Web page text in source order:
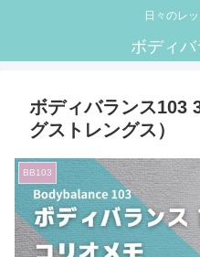
日々のレ
ボディ
ボディバランス103
グストレングス）
BB103